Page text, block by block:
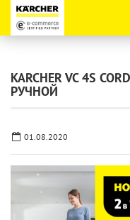
KARCHER VC 4S
РУЧНОЙ
01.08.2020